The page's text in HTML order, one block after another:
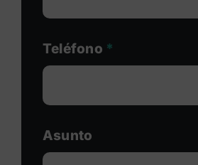
Teléfono *
Asunto